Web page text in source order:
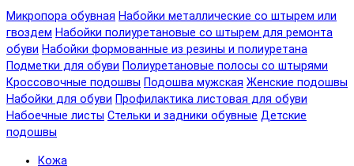
Микропора обувная Набойки металлические со штырем или
гвоздем Набойки полиуретановые со штырем для ремонта
обуви Набойки формованные из резины и полиуретана
Подметки для обуви Полиуретановые полосы со штырями
Кроссовочные подошвы Подошва мужская Женские подошвы
Набойки для обуви Профилактика листовая для обуви
Набоечные листы Стельки и задники обувные Детские
подошвы
Кожа